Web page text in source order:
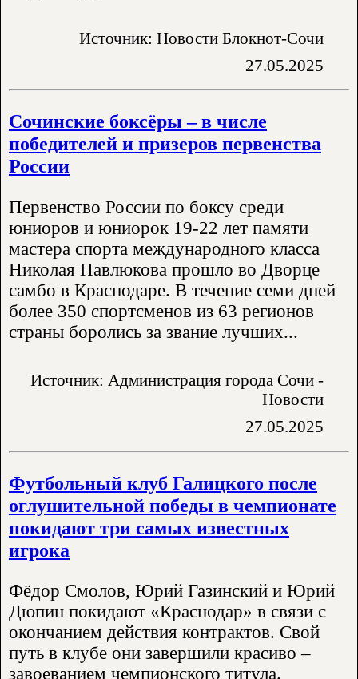
Источник: Новости Блокнот-Сочи
27.05.2025
Сочинские боксёры – в числе
победителей и призеров первенства
России
Первенство России по боксу среди
юниоров и юниорок 19-22 лет памяти
мастера спорта международного класса
Николая Павлюкова прошло во Дворце
самбо в Краснодаре. В течение семи дней
более 350 спортсменов из 63 регионов
страны боролись за звание лучших...
Источник: Администрация города Сочи -
Новости
27.05.2025
Футбольный клуб Галицкого после
оглушительной победы в чемпионате
покидают три самых известных
игрока
Фёдор Смолов, Юрий Газинский и Юрий
Дюпин покидают «Краснодар» в связи с
окончанием действия контрактов. Свой
путь в клубе они завершили красиво –
завоеванием чемпионского титула.